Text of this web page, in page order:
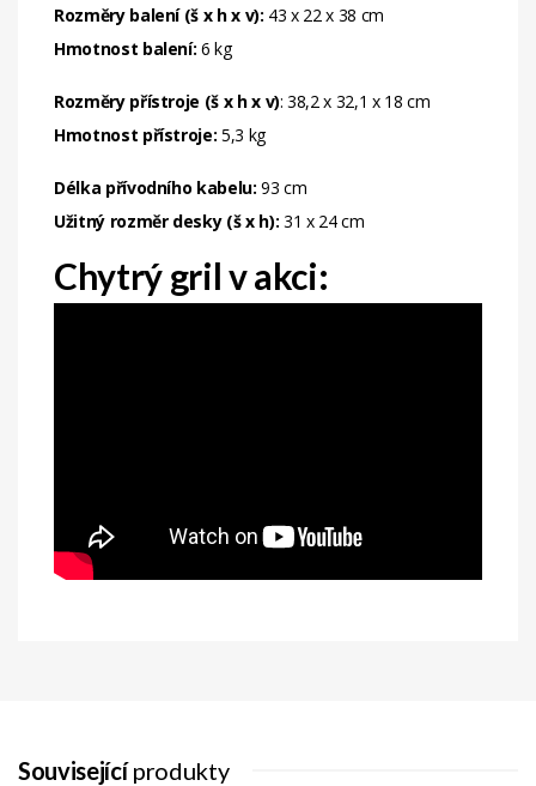
Rozměry balení (š x h x v): 43 x 22 x 38 cm
Hmotnost balení:6 kg
Rozměry přístroje (š x h x v): 38,2 x 32,1 x 18 cm
Hmotnost přístroje: 5,3 kg
Délka přívodního kabelu:93 cm
Užitný rozměr desky (š x h): 31 x 24 cm
Chytrý gril v akci:
Související produkty